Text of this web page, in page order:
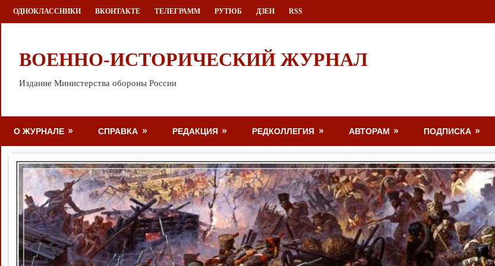
Перейти
к
ОДНОКЛАССНИКИ ВКОНТАКТЕ ТЕЛЕГРАММ РУТЮБ ДЗЕН RSS
ВОЕННО-ИСТОРИЧЕСКИЙ ЖУРНАЛ
Издание Министерства обороны России
О ЖУРНАЛЕ СПРАВКА РЕДАКЦИЯ РЕДКОЛЛЕГИЯ АВТОРАМ ПОДПИСКА